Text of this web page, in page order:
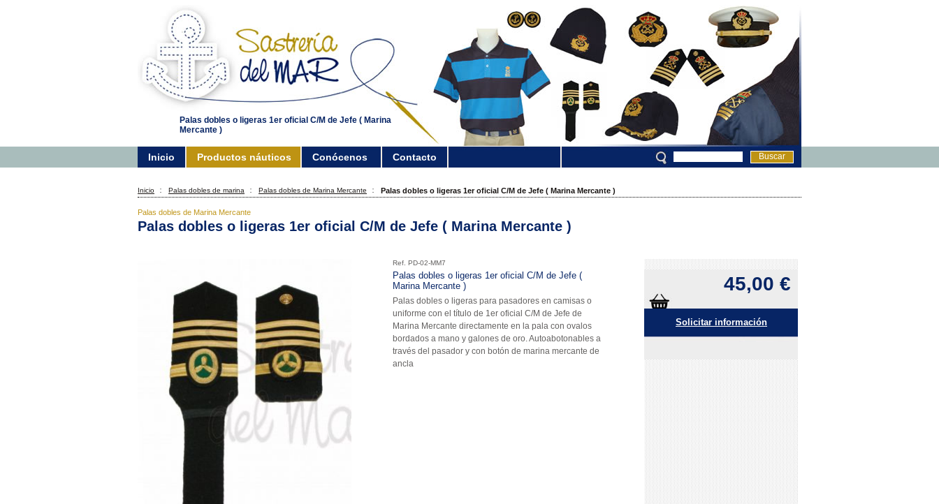
Palas dobles o ligeras 1er oficial C/M de Jefe ( Marina
Mercante )
Inicio Productos náuticos Conócenos Contacto Buscar
Inicio Palas dobles de marina Palas dobles de Marina Mercante Palas dobles o ligeras 1er oficial C/M de Jefe ( Marina Mercante )
Palas dobles de Marina Mercante
Palas dobles o ligeras 1er oficial C/M de Jefe ( Marina Mercante )
Ref. PD-02-MM7
Palas dobles o ligeras 1er oficial C/M de Jefe (
Marina Mercante )
Palas dobles o ligeras para pasadores en camisas o
uniforme con el título de 1er oficial C/M de Jefe de
Marina Mercante directamente en la pala con ovalos
bordados a mano y galones de oro. Autoabotonables a
través del pasador y con botón de marina mercante de
ancla
45,00 €
Solicitar información